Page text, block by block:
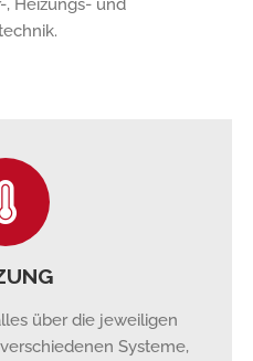
, Heizungs- und
über die jeweiligen
Systeme,